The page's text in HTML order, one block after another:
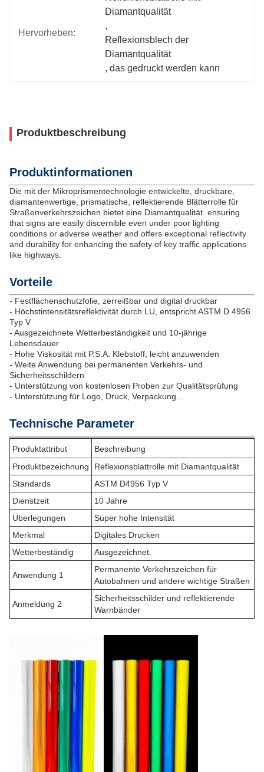
Hervorheben:
Diamantqualität
,
Reflexionsblech der
Diamantqualität
, das gedruckt werden kann
Produktbeschreibung
Produktinformationen
Die mit der Mikroprismentechnologie entwickelte, druckbare,
diamantenwertige, prismatische, reflektierende Blätterrolle für
Straßenverkehrszeichen bietet eine Diamantqualität. ensuring
that signs are easily discernible even under poor lighting
conditions or adverse weather and offers exceptional reflectivity
and durability for enhancing the safety of key traffic applications
like highways.
Vorteile
- Festflächenschutzfolie, zerreißbar und digital druckbar
- Höchstintensitätsreflektivität durch LU, entspricht ASTM D 4956
Typ V
- Ausgezeichnete Wetterbeständigkeit und 10-jährige
Lebensdauer
- Hohe Viskosität mit P.S.A. Klebstoff, leicht anzuwenden
- Weite Anwendung bei permanenten Verkehrs- und
Sicherheitsschildern
- Unterstützung von kostenlosen Proben zur Qualitätsprüfung
- Unterstützung für Logo, Druck, Verpackung...
Technische Parameter
Produktattribut
Beschreibung
Produktbezeichnung
Reflexionsblattrolle mit Diamantqualität
Standards
ASTM D4956 Typ V
Dienstzeit
10 Jahre
Überlegungen
Super hohe Intensität
Merkmal
Digitales Drucken
Wetterbeständig
Ausgezeichnet.
Anwendung 1
Permanente Verkehrszeichen für
Autobahnen und andere wichtige Straßen
Anmeldung 2
Sicherheitsschilder und reflektierende
Warnbänder